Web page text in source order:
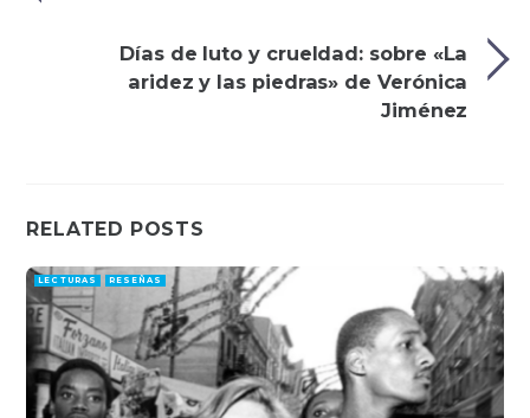
Días de luto y crueldad: sobre «La
aridez y las piedras» de Verónica
Jiménez
RELATED POSTS
LECTURAS RESEÑAS